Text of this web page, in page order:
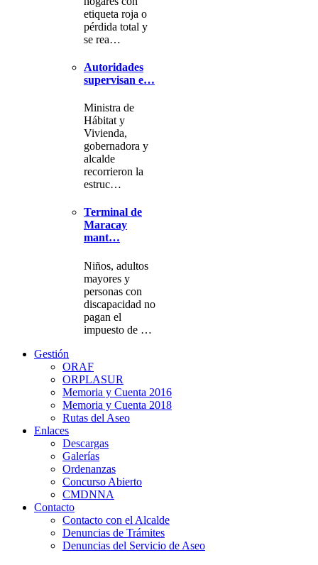
etiqueta roja o
pérdida total y
se rea…
Autoridades
supervisan e…
Ministra de
Hábitat y
Vivienda,
gobernadora y
alcalde
recorrieron la
estruc…
Terminal de
Maracay
mant…
Niños, adultos
mayores y
personas con
discapacidad no
pagan el
impuesto de …
Gestión
ORAF
ORPLASUR
Memoria y Cuenta 2016
Memoria y Cuenta 2018
Rutas del Aseo
Enlaces
Descargas
Galerías
Ordenanzas
Concurso Abierto
CMDNNA
Contacto
Contacto con el Alcalde
Denuncias de Trámites
Denuncias del Servicio de Aseo